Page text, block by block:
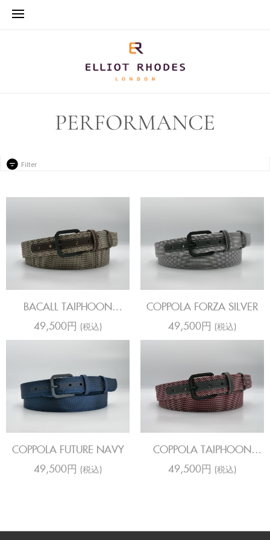
PERFORMANCE
Filter
BACALL TAIPHOON
CAPPUCCINO
49,500円 (税込)
COPPOLA FORZA SILVER
49,500円 (税込)
COPPOLA FUTURE NAVY
49,500円 (税込)
COPPOLA TAIPHOON
WINE
49,500円 (税込)